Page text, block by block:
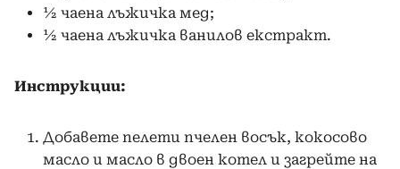
½ чаена лъжичка мед;
½ чаена лъжичка ванилов екстракт.
Инструкции:
Добавете пелети пчелен восък, кокосово
масло и масло в двоен котел и загрейте на